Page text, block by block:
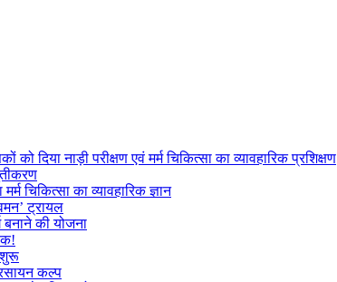
दिया नाड़ी परीक्षण एवं मर्म चिकित्सा का व्यावहारिक प्रशिक्षण
चिकित्सा का व्यावहारिक ज्ञान
ट्रायल
बनाने की योजना
शुरू
रसायन कल्प